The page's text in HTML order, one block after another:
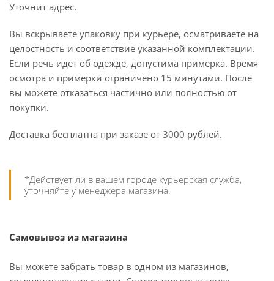
Уточнит адрес.
Вы вскрываете упаковку при курьере, осматриваете на
целостность и соответствие указанной комплектации.
Если речь идёт об одежде, допустима примерка. Время
осмотра и примерки ограничено 15 минутами. После
вы можете отказаться частично или полностью от
покупки.
Доставка бесплатна при заказе от 3000 рублей.
*Действует ли в вашем городе курьерская служба,
уточняйте у менеджера магазина.
Самовывоз из магазина
Вы можете забрать товар в одном из магазинов,